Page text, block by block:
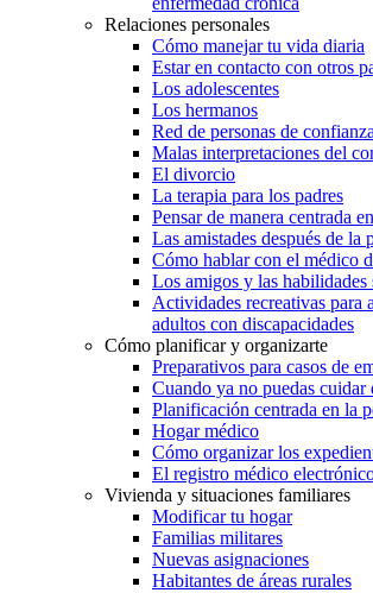
Relaciones personales
Cómo manejar tu vida diaria
Estar en contacto con otros
Los adolescentes
Los hermanos
Red de personas de confianza
Malas interpretaciones del
El divorcio
La terapia para los padres
Pensar de manera centrada
Las amistades después de la
Cómo hablar con el médico
Los amigos y las habilidades
Actividades recreativas para
adultos con discapacidades
Cómo planificar y organizarte
Preparativos para casos de
Cuando ya no puedas cuidar
Planificación centrada en la
Hogar médico
Cómo organizar los
El registro médico
Vivienda y situaciones familiares
Modificar tu hogar
Familias militares
Nuevas asignaciones
Habitantes de áreas rurales